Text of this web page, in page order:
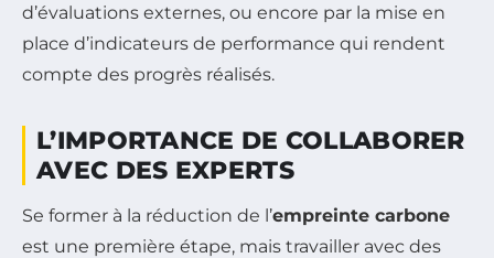
d’évaluations externes, ou encore par la mise en
place d’indicateurs de performance qui rendent
compte des progrès réalisés.
L’IMPORTANCE DE COLLABORER
AVEC DES EXPERTS
Se former à la réduction de l’empreinte carbone
est une première étape, mais travailler avec des